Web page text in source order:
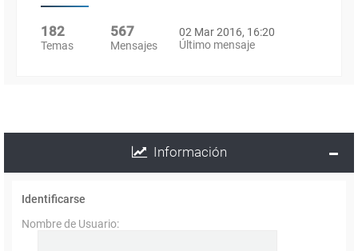
182
Temas
567
Mensajes
02 Mar 2016, 16:20
Último mensaje
Información
Identificarse
Nombre de Usuario: